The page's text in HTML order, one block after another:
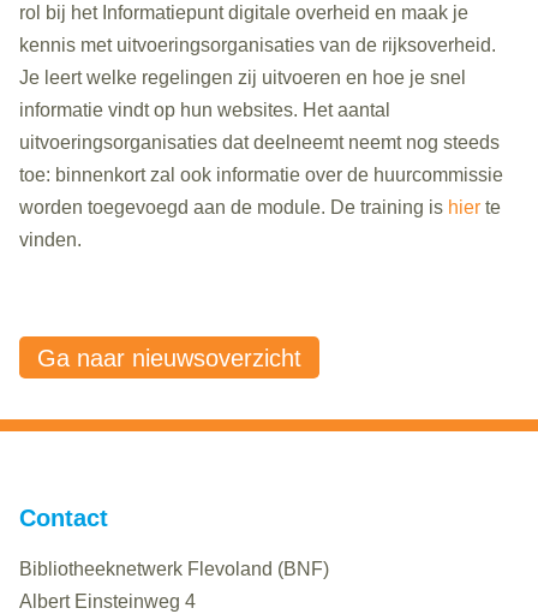
rol bij het Informatiepunt digitale overheid en maak je
kennis met uitvoeringsorganisaties van de rijksoverheid.
Je leert welke regelingen zij uitvoeren en hoe je snel
informatie vindt op hun websites. Het aantal
uitvoeringsorganisaties dat deelneemt neemt nog steeds
toe: binnenkort zal ook informatie over de huurcommissie
worden toegevoegd aan de module. De training is hier te
vinden.
Ga naar nieuwsoverzicht
Contact
Bibliotheeknetwerk Flevoland (BNF)
Albert Einsteinweg 4